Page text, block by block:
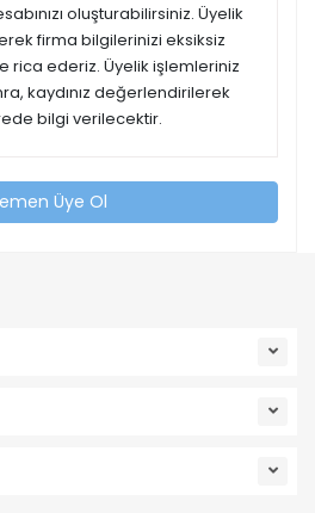
oluşturabilirsiniz. Üyelik
firma bilgilerinizi eksiksiz
rica ederiz. Üyelik işlemleriniz
kaydınız değerlendirilerek
bilgi verilecektir.
Üye Ol